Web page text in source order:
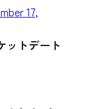
17,
ットデート